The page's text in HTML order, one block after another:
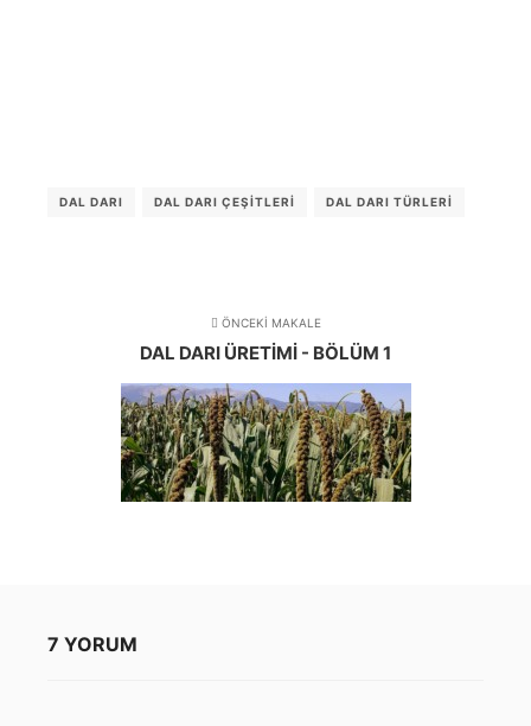
DAL DARI DAL DARI ÇEŞITLERI DAL DARI TÜRLERI
ÖNCEKI MAKALE
DAL DARI ÜRETIMI - BÖLÜM 1
7 YORUM